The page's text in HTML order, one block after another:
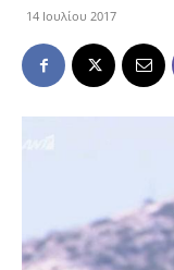
14 Ιουλίου 2017